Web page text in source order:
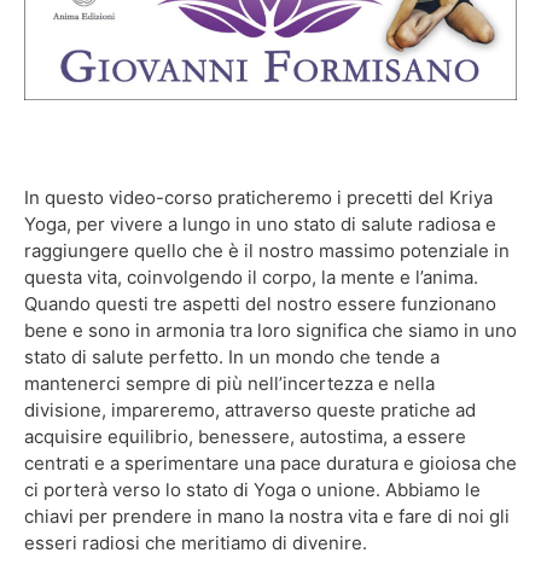
In questo video-corso praticheremo i precetti del Kriya
Yoga, per vivere a lungo in uno stato di salute radiosa e
raggiungere quello che è il nostro massimo potenziale in
questa vita, coinvolgendo il corpo, la mente e l’anima.
Quando questi tre aspetti del nostro essere funzionano
bene e sono in armonia tra loro significa che siamo in uno
stato di salute perfetto. In un mondo che tende a
mantenerci sempre di più nell’incertezza e nella
divisione, impareremo, attraverso queste pratiche ad
acquisire equilibrio, benessere, autostima, a essere
centrati e a sperimentare una pace duratura e gioiosa che
ci porterà verso lo stato di Yoga o unione. Abbiamo le
chiavi per prendere in mano la nostra vita e fare di noi gli
esseri radiosi che meritiamo di divenire.